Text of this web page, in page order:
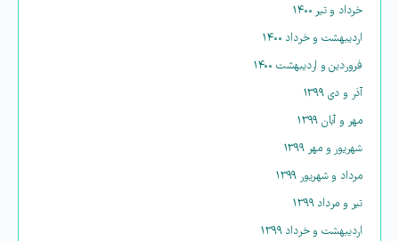
خرداد و تیر ۱۴۰۰
اردیبهشت و خرداد ۱۴۰۰
فروردین و اردیبهشت ۱۴۰۰
آذر و دی ۱۳۹۹
مهر و آبان ۱۳۹۹
شهریور و مهر ۱۳۹۹
مرداد و شهریور ۱۳۹۹
تیر و مرداد ۱۳۹۹
اردیبهشت و خرداد ۱۳۹۹